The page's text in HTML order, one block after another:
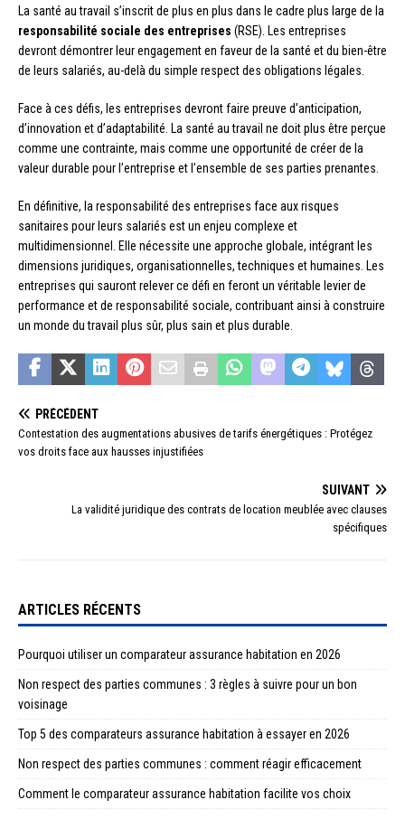
La santé au travail s’inscrit de plus en plus dans le cadre plus large de la
responsabilité sociale des entreprises (RSE). Les entreprises
devront démontrer leur engagement en faveur de la santé et du bien-être
de leurs salariés, au-delà du simple respect des obligations légales.
Face à ces défis, les entreprises devront faire preuve d’anticipation,
d’innovation et d’adaptabilité. La santé au travail ne doit plus être perçue
comme une contrainte, mais comme une opportunité de créer de la
valeur durable pour l’entreprise et l’ensemble de ses parties prenantes.
En définitive, la responsabilité des entreprises face aux risques
sanitaires pour leurs salariés est un enjeu complexe et
multidimensionnel. Elle nécessite une approche globale, intégrant les
dimensions juridiques, organisationnelles, techniques et humaines. Les
entreprises qui sauront relever ce défi en feront un véritable levier de
performance et de responsabilité sociale, contribuant ainsi à construire
un monde du travail plus sûr, plus sain et plus durable.
PRÉCÉDENT
Contestation des augmentations abusives de tarifs énergétiques : Protégez
vos droits face aux hausses injustifiées
SUIVANT
La validité juridique des contrats de location meublée avec clauses
spécifiques
ARTICLES RÉCENTS
Pourquoi utiliser un comparateur assurance habitation en 2026
Non respect des parties communes : 3 règles à suivre pour un bon
voisinage
Top 5 des comparateurs assurance habitation à essayer en 2026
Non respect des parties communes : comment réagir efficacement
Comment le comparateur assurance habitation facilite vos choix